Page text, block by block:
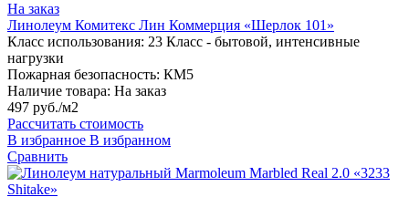
На заказ
Линолеум Комитекс Лин Коммерция «Шерлок 101»
Класс использования: 23 Класс - бытовой, интенсивные
нагрузки
Пожарная безопасность: КМ5
Наличие товара: На заказ
497 руб./м2
Рассчитать стоимость
В избранное В избранном
Сравнить